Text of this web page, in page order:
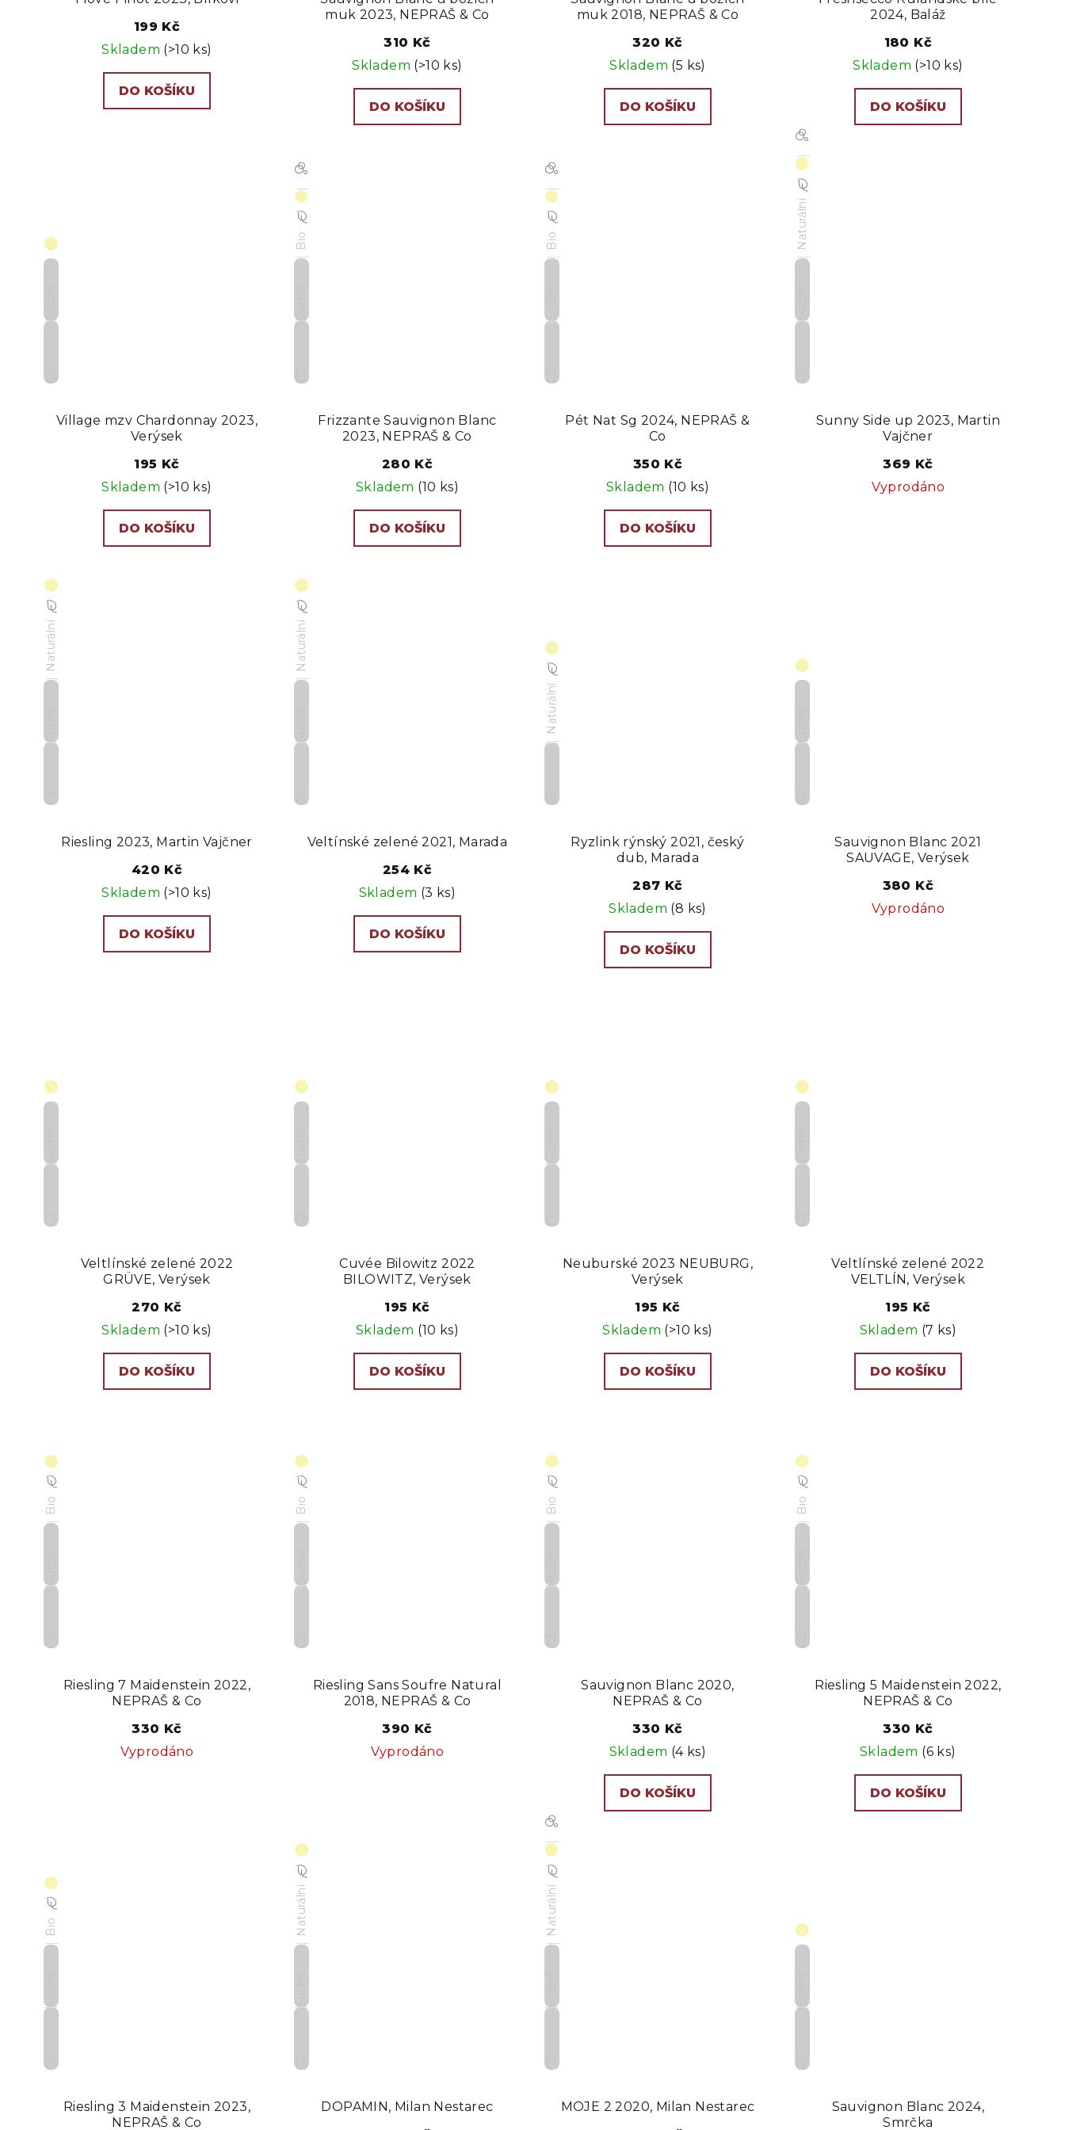
k
t
ů
199 Kč
Skladem (>10 ks)
DO KOŠÍKU
muk 2023, NEPRAŠ & Co
310 Kč
Skladem (>10 ks)
DO KOŠÍKU
muk 2018, NEPRAŠ & Co
320 Kč
Skladem (5 ks)
DO KOŠÍKU
2024, Baláž
180 Kč
Skladem (>10 ks)
DO KOŠÍKU
CZ
Village mzv Chardonnay 2023,
Verýsek
195 Kč
Skladem (>10 ks)
DO KOŠÍKU
Bio
CZ
Frizzante Sauvignon Blanc
2023, NEPRAŠ & Co
280 Kč
Skladem (10 ks)
DO KOŠÍKU
Bio
CZ
Pét Nat Sg 2024, NEPRAŠ &
Co
350 Kč
Skladem (10 ks)
DO KOŠÍKU
Naturální
CZ
Sunny Side up 2023, Martin
Vajčner
369 Kč
Vyprodáno
Naturální
CZ
Riesling 2023, Martin Vajčner
420 Kč
Skladem (>10 ks)
DO KOŠÍKU
Naturální
CZ
Veltínské zelené 2021, Marada
254 Kč
Skladem (3 ks)
DO KOŠÍKU
Naturální
CZ
Ryzlink rýnský 2021, český
dub, Marada
287 Kč
Skladem (8 ks)
DO KOŠÍKU
CZ
Sauvignon Blanc 2021
SAUVAGE, Verýsek
380 Kč
Vyprodáno
CZ
Veltlínské zelené 2022
GRÜVE, Verýsek
270 Kč
Skladem (>10 ks)
DO KOŠÍKU
CZ
Cuvée Bilowitz 2022
BILOWITZ, Verýsek
195 Kč
Skladem (10 ks)
DO KOŠÍKU
CZ
Neuburské 2023 NEUBURG,
Verýsek
195 Kč
Skladem (>10 ks)
DO KOŠÍKU
CZ
Veltlínské zelené 2022
VELTLÍN, Verýsek
195 Kč
Skladem (7 ks)
DO KOŠÍKU
Bio
CZ
Riesling 7 Maidenstein 2022,
NEPRAŠ & Co
330 Kč
Vyprodáno
Bio
CZ
Riesling Sans Soufre Natural
2018, NEPRAŠ & Co
390 Kč
Vyprodáno
Bio
CZ
Sauvignon Blanc 2020,
NEPRAŠ & Co
330 Kč
Skladem (4 ks)
DO KOŠÍKU
Bio
CZ
Riesling 5 Maidenstein 2022,
NEPRAŠ & Co
330 Kč
Skladem (6 ks)
DO KOŠÍKU
Bio
CZ
Riesling 3 Maidenstein 2023,
NEPRAŠ & Co
Naturální
CZ
DOPAMIN, Milan Nestarec
Naturální
CZ
MOJE 2 2020, Milan Nestarec
CZ
Sauvignon Blanc 2024,
Smrčka